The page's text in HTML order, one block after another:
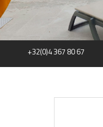
+32(0)4 367 80 67